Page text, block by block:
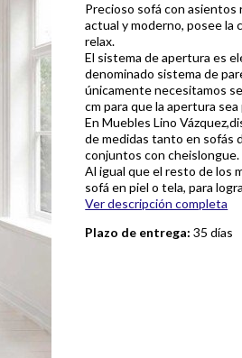
Precioso sofá con asientos
actual y moderno, posee la
relax.
El sistema de apertura es
denominado sistema de
únicamente necesitamos
cm para que la apertura
En Muebles Lino
de medidas tanto en sofás
conjuntos con cheislongue.
Al igual que el resto de los
sofá en piel o tela, para
Ver descripción completa
Plazo de entrega: 35 días